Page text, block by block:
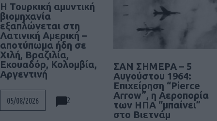
Η Τουρκική αμυντική
βιομηχανία
εξαπλώνεται στη
Λατινική Αμερική –
αποτύπωμα ήδη σε
Χιλή, Βραζιλία,
Εκουαδόρ, Κολομβία,
Αργεντινή
05/08/2026 2
ΣΑΝ ΣΗΜΕΡΑ – 5
Αυγούστου 1964:
Επιχείρηση “Pierce
Arrow”, η Αεροπορία
των ΗΠΑ “μπαίνει”
στο Βιετνάμ